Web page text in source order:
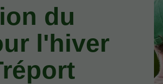
du
l'hiver